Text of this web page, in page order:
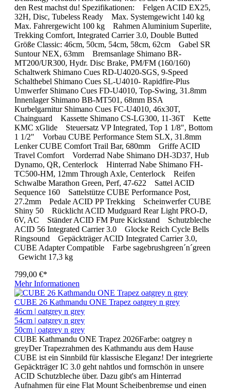
den Rest machst du! Spezifikationen: Felgen ACID EX25,
32H, Disc, Tubeless Ready Max. Systemgewicht 140 kg
Max. Fahrergewicht 100 kg Rahmen Aluminium Superlite,
Trekking Comfort, Integrated Carrier 3.0, Double Butted
Größe Classic: 46cm, 50cm, 54cm, 58cm, 62cm Gabel SR
Suntour NEX, 63mm Bremsanlage Shimano BR-
MT200/UR300, Hydr. Disc Brake, PM/FM (160/160)
Schaltwerk Shimano Cues RD-U4020-SGS, 9-Speed
Schalthebel Shimano Cues SL-U4010- Rapidfire-Plus
Umwerfer Shimano Cues FD-U4010, Top-Swing, 31.8mm
Innenlager Shimano BB-MT501, 68mm BSA
Kurbelgarnitur Shimano Cues FC-U4010, 46x30T,
Chainguard Kassette Shimano CS-LG300, 11-36T Kette
KMC xGlide Steuersatz VP Integrated, Top 1 1/8", Bottom
1 1/2" Vorbau CUBE Performance Stem SLX, 31.8mm
Lenker CUBE Comfort Trail Bar, 680mm Griffe ACID
Travel Comfort Vorderrad Nabe Shimano DH-3D37, Hub
Dynamo, QR, Centerlock Hinterrad Nabe Shimano FH-
TC500-HM, 12mm Through Axle, Centerlock Reifen
Schwalbe Marathon Green, Perf, 47-622 Sattel ACID
Sequence 160 Sattelstütze CUBE Performance Post,
27.2mm Pedale ACID PP Trekking Scheinwerfer CUBE
Shiny 50 Rücklicht ACID Mudguard Rear Light PRO-D,
6V, AC Ständer ACID FM Pure Kickstand Schutzbleche
ACID 56 Integrated Carrier 3.0 Glocke Reich Cycle Bells
Ringsound Gepäckträger ACID Integrated Carrier 3.0,
CUBE Adapter Compatible Farbe sagebrushgreen´n´green
Gewicht 17,3 kg
799,00 €*
Mehr Informationen
CUBE 26 Kathmandu ONE Trapez oatgrey n grey
46cm | oatgrey n grey
54cm | oatgrey n grey
50cm | oatgrey n grey
CUBE Kathmandu ONE Trapez 2026Farbe: oatgrey n
greyDer Trapezrahmen des Kathmandu aus dem Hause
CUBE ist ein Sinnbild für klassische Eleganz! Der integrierte
Gepäckträger IC 3.0 geht nahtlos und formschön in unsere
ACID Schutzbleche über. Dazu gibt's am Hinterrad
Aufnahmen für eine Flat Mount Scheibenbremse und einen